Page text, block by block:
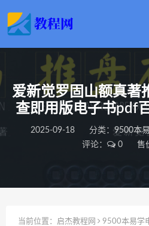
爱新觉罗固山额真著
查即用版电子书pdf
2025-09-18 分类：9500本
评论：
0 售
当前位置： 启杰教程网 9500本易学